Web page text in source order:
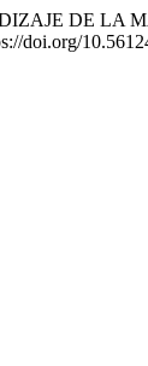
DE
doi.org/